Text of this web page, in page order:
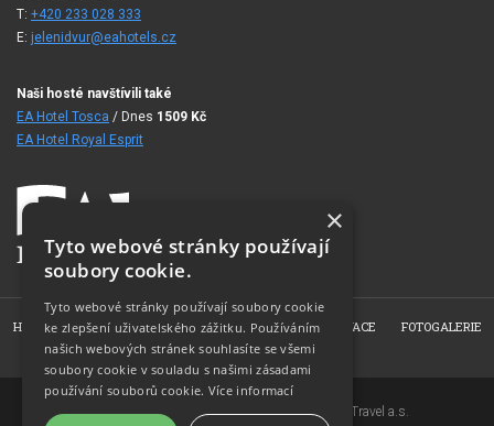
T: +420 233 028 333
E: jelenidvur@eahotels.cz
Naši hosté navštívili také
EA Hotel Tosca / Dnes 1509 Kč
EA Hotel Royal Esprit
HOME O HOTELU POKOJE NABÍDKY REZERVACE
FOTOGALERIE
KONTAKT
Copyright © 2007-2026 EuroAgentur Hotels&Travel a.s.
×
Tyto webové stránky používají
soubory cookie.
Tyto webové stránky používají soubory cookie
ke zlepšení uživatelského zážitku. Používáním
našich webových stránek souhlasíte se všemi
soubory cookie v souladu s našimi zásadami
používání souborů cookie. Více informací